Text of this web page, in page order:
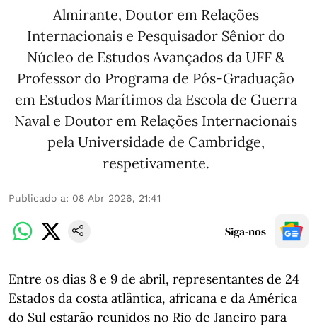
Almirante, Doutor em Relações
Internacionais e Pesquisador Sênior do
Núcleo de Estudos Avançados da UFF &
Professor do Programa de Pós-Graduação
em Estudos Marítimos da Escola de Guerra
Naval e Doutor em Relações Internacionais
pela Universidade de Cambridge,
respetivamente.
Publicado a: 08 Abr 2026, 21:41
Siga-nos
Entre os dias 8 e 9 de abril, representantes de 24
Estados da costa atlântica, africana e da América
do Sul estarão reunidos no Rio de Janeiro para